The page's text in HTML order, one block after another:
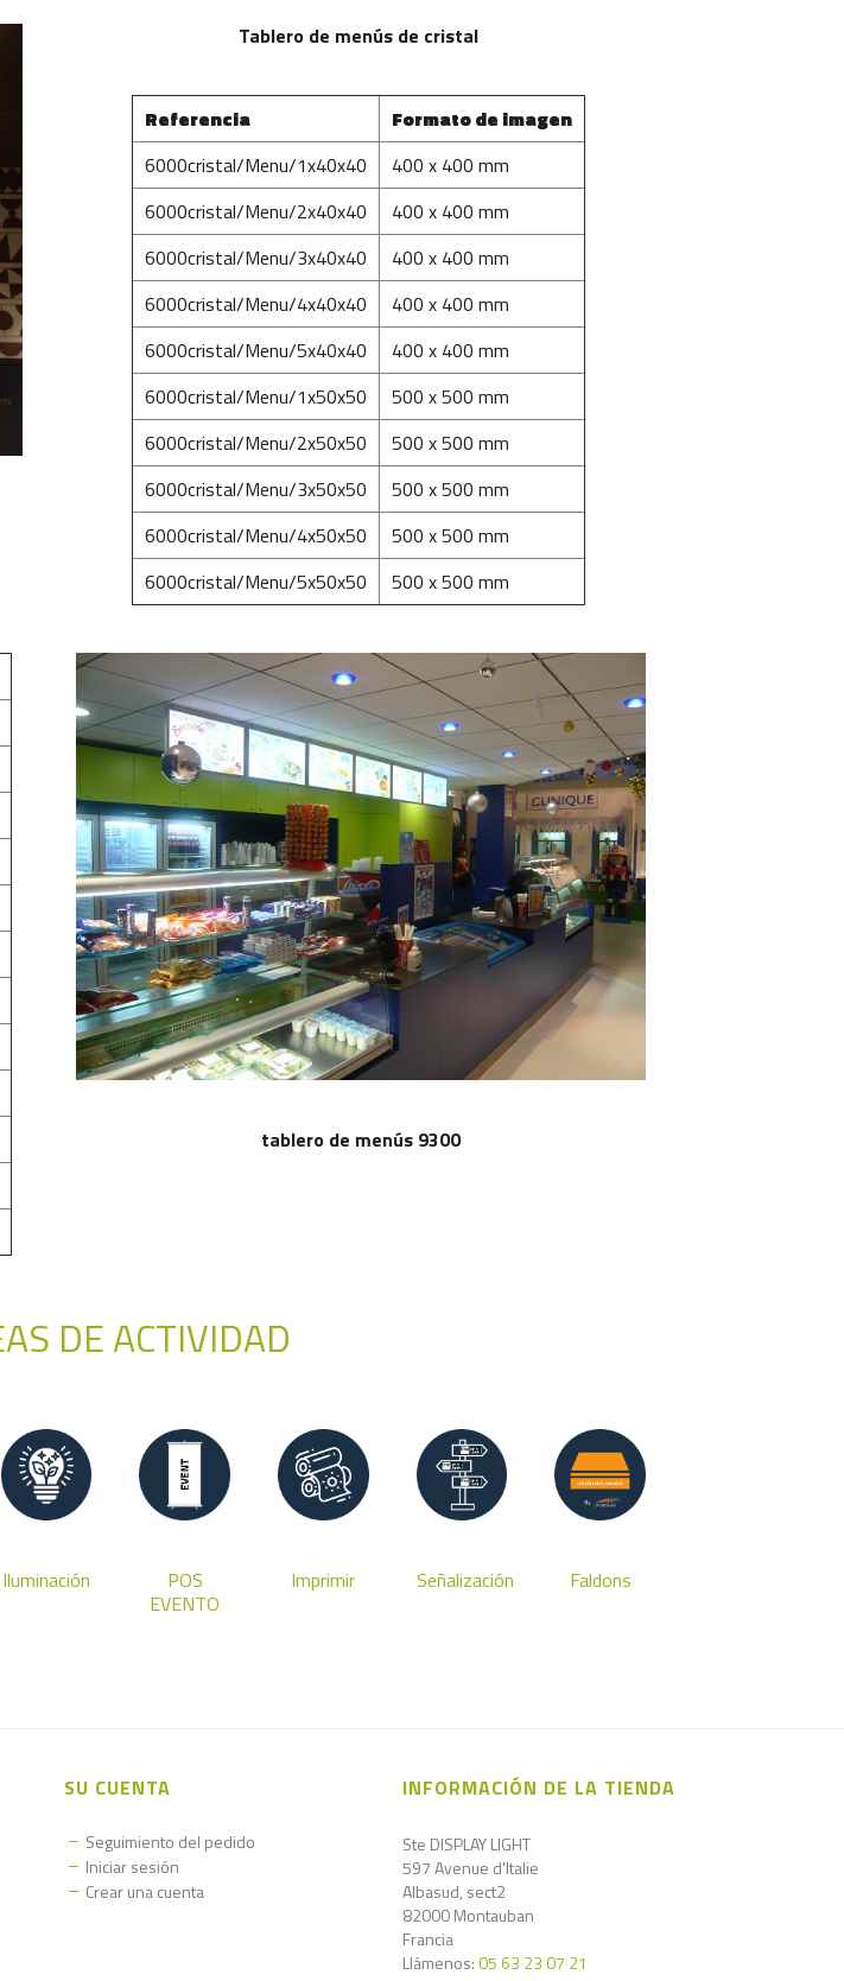
Tablero de menús de cristal
Referencia
Formato de imagen
6000cristal/Menu/1x40x40
400 x 400 mm
6000cristal/Menu/2x40x40
400 x 400 mm
6000cristal/Menu/3x40x40
400 x 400 mm
6000cristal/Menu/4x40x40
400 x 400 mm
6000cristal/Menu/5x40x40
400 x 400 mm
6000cristal/Menu/1x50x50
500 x 500 mm
6000cristal/Menu/2x50x50
500 x 500 mm
6000cristal/Menu/3x50x50
500 x 500 mm
6000cristal/Menu/4x50x50
500 x 500 mm
6000cristal/Menu/5x50x50
500 x 500 mm
tablero de menús 9300
DE ACTIVIDAD
Iluminación
POS
EVENTO
Imprimir Señalización Faldons
SU CUENTA
Seguimiento del pedido
Iniciar sesión
Crear una cuenta
INFORMACIÓN DE LA TIENDA
Ste DISPLAY LIGHT
597 Avenue d'Italie
Albasud, sect2
82000 Montauban
Francia
Llámenos:05 63 23 07 21